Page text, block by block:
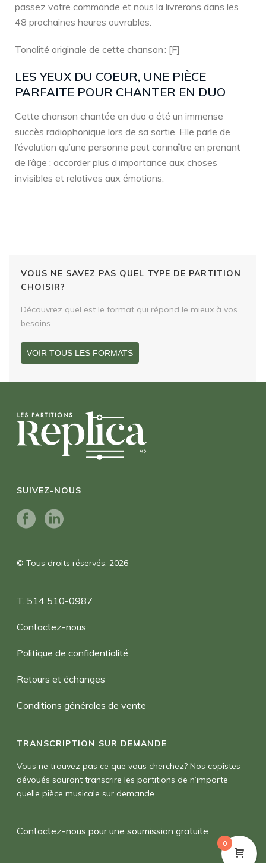
passez votre commande et nous la livrerons dans les
48 prochaines heures ouvrables.
Tonalité originale de cette chanson : [F]
LES YEUX DU COEUR, UNE PIÈCE
PARFAITE POUR CHANTER EN DUO
Cette chanson chantée en duo a été un immense
succès radiophonique lors de sa sortie. Elle parle de
l’évolution qu’une personne peut connaître en prenant
de l’âge : accorder plus d’importance aux choses
invisibles et relatives aux émotions.
VOUS NE SAVEZ PAS QUEL TYPE DE PARTITION
CHOISIR?
Découvrez quel est le format qui répond le mieux à vos
besoins.
VOIR TOUS LES FORMATS
SUIVEZ-NOUS
© Tous droits réservés. 2026
T. 514 510-0987
Contactez-nous
Politique de confidentialité
Retours et échanges
Conditions générales de vente
TRANSCRIPTION SUR DEMANDE
Vous ne trouvez pas ce que vous cherchez? Nos copistes
dévoués sauront transcrire les partitions de n’importe
quelle pièce musicale sur demande.
Contactez-nous pour une soumission gratuite
0